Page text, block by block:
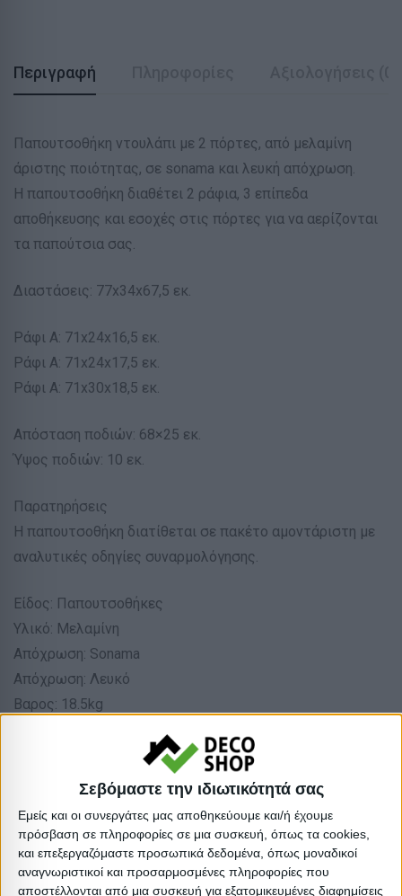
Σεβόμαστε την ιδιωτικότητά σας
Εμείς και οι συνεργάτες μας αποθηκεύουμε και/ή έχουμε
πρόσβαση σε πληροφορίες σε μια συσκευή, όπως τα cookies,
και επεξεργαζόμαστε προσωπικά δεδομένα, όπως μοναδικοί
αναγνωριστικοί και προσαρμοσμένες πληροφορίες που
αποστέλλονται από μια συσκευή για εξατομικευμένες διαφημίσεις
Περιγραφή
Παπουτσοθήκη ντουλάπι με 2 πόρτες, από μελαμίνη
άριστης ποιότητας, σε sonama και λευκή απόχρωση.
Η παπουτσοθήκη διαθέτει 2 ράφια, 3 επίπεδα
αποθήκευσης και εσοχές στις πόρτες για να αερίζονται
τα παπούτσια σας.
Διαστάσεις: 77x34x67,5 εκ.
Ράφι Α: 71x24x16,5 εκ.
Ράφι Α: 71x24x17,5 εκ.
Ράφι Α: 71x30x18,5 εκ.
Απόσταση ποδιών: 68×25 εκ.
Ύψος ποδιών: 10 εκ.
Παρατηρήσεις
Η παπουτσοθήκη διατίθεται σε πακέτο αμοντάριστη με
αναλυτικές οδηγίες συναρμολόγησης.
Είδος: Παπουτσοθήκες
Υλικό: Μελαμίνη
Απόχρωση: Sonama
Απόχρωση: Λευκό
Βαρος: 18.5kg
Ελάχιστη ποσότητα: 1
Επόμενη εκτιμώμενη ημερομηνία παραλαβής: 2026-11-
Διαστάσεις